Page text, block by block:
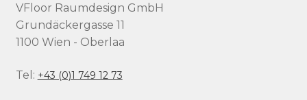
VFloor Raumdesign GmbH
Grundäckergasse 11
1100 Wien - Oberlaa
Tel: +43 (0)1 749 12 73